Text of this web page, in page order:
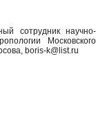
сотрудник научно-
Московского
boris-k@list.ru